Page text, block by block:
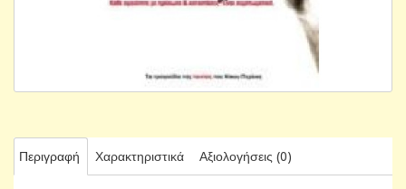
Περιγραφή Χαρακτηριστικά Αξιολογήσεις (0)